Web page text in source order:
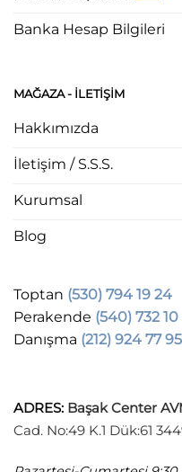
Banka Hesap Bilgileri
MAĞAZA - ILETIŞIM
Hakkımızda
İletişim / S.S.S.
Kurumsal
Blog
Toptan (530) 794 19 24
Perakende (540) 732
Danışma (212) 924 77 95
ADRES: Başak Center
Cad. No:49 K.1 Dük:61